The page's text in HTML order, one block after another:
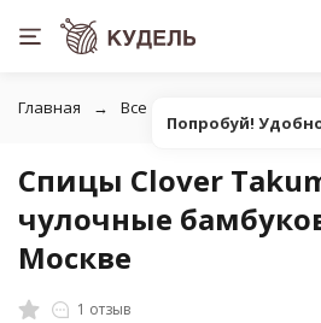
Главная Все для вязания
Спицы Clover
чулочные
Москве
1 отзыв
Попробуй!